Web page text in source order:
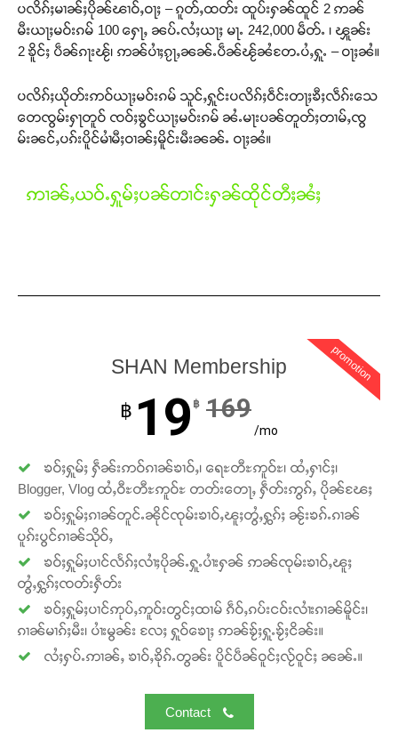
Support SHAN
တႃႇႁႂ်ႈသဵင်ၵၢင်ၸႂ်ၵူၼ်းမိူင်း ၵူႈတီႈၵူႈလႅၼ်ပေႃးတေၸွ
တ်ႇ တူဝ်ႈလုမ်ႈၾႃႉၼၼ်ႉ ၶဝ်ႈႁူမ်ႈၵမ်ႉထႅမ် ၸုမ်းၶၢ
ဝ်ႇၽူႈတွႆႇႁွၵ်ႈ လႆႈယူႇၶႃႈဢေႃႈ။
Donate Now
ပလိၵ်ႈမၢၼ်ႈပိုၼ်ၽၢဝ်ႇဝႃႈ – ၵူတ်ႇထတ်း ထူပ်းႁၼ်ထူင် 2 ဢၼ်
မီးယႃႈမဝ်းၵမ် 100 ႁေႃႇ ၼပ်ႉလႆႈယႃႈ မႃႉ 242,000 မဵတ်ႉ ၊ ၾူၼ်း
2 ၶိူင်ႈ ပဵၼ်ၵႃးၽႂ်၊ ဢၼ်ပၢႆႈၵႂႃႇၼၼ်ႉပဵၼ်ၽႂ်ၼႆတႄႉပႆႇႁူႉ – ဝႃႈၼႆ။
ပလိၵ်ႈယိုတ်းဢဝ်ယႃႈမဝ်းၵမ် သူင်ႇႁူင်းပလိၵ်ႈဝဵင်းတႃႈၶီႈလဵၵ်းသေ
တေၸွမ်းႁႃတူဝ် ၸဝ်ႈၶွင်ယႃႈမဝ်းၵမ် ၼႆႉမႃးပၼ်တူတ်ႈတၢမ်ႇၸွ
မ်းၼင်ႇပၵ်းပိူင်မၢႆမီႈဝၢၼ်ႈမိူင်းမီးၼၼ်ႉ ဝႃႈၼႆ။
ဢၢၼ်ႇယဝ်ႉႁူမ်ႈပၼ်တၢင်းႁၼ်ထိုင်တီႈၼႆႈ
promotion
SHAN Membership
฿ 19 ฿ 169
/mo
ၶဝ်ႈႁူမ်ႈ ႁဵၼ်းဢဝ်ၵၢၼ်ၶၢဝ်ႇ၊ ရေႊတီႊဢူဝ်ႊ၊ ထႆႇႁၢင်ႈ၊
Blogger, Vlog ထႆႇဝီႊတီႊဢူဝ်ႊ တတ်းတေႃႇ ႁဵတ်းဢွၵ်ႇ ပိုၼ်ၽႄႈ
ၶဝ်ႈႁူမ်ႈၵၢၼ်တူင်ႉၼိုင်ၸုမ်းၶၢဝ်ႇၽူႈတွႆႇႁွၵ်ႈ ၼႂ်းၶၵ်ႉၵၢၼ်
ပူၵ်းပွင်ၵၢၼ်သိုဝ်ႇ
ၶဝ်ႈႁူမ်ႈပၢင်လႅၵ်ႈလၢႆႈပိုၼ်ႉႁူႉပၢႆးႁၼ် ဢၼ်ၸုမ်းၶၢဝ်ႇၽူႈ
တွႆႇႁွၵ်ႈၸတ်းႁဵတ်း
ၶဝ်ႈႁူမ်ႈပၢင်ဢုပ်ႇဢူဝ်းတွင်ႈထၢမ် ၵဵဝ်ႇၵပ်းငဝ်းလၢႆးၵၢၼ်မိူင်း၊
ၵၢၼ်မၢၵ်ႈမီး၊ ပၢႆးမွၼ်း လႄႈ ႁူဝ်ၶေႃႈ ဢၼ်ၶႂ်ႈႁူႉၶႂ်ႈငိၼ်း။
လႆႈႁပ်ႉဢၢၼ်ႇ ၶၢဝ်ႇၶိုၵ်ႉတွၼ်း ပိူင်ပဵၼ်ဝူင်ႈလႂ်ဝူင်ႈ ၼၼ်ႉ။
Contact